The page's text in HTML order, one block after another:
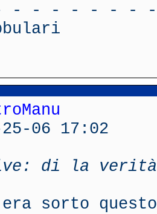
- - - - - - -
06 17:02
di la verità
era sorto